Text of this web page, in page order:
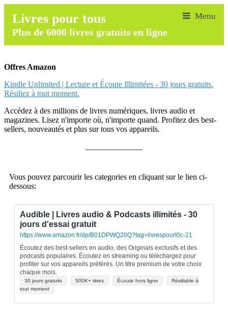
Livres pour tous
Plus de 6000 livres gratuits en ligne
Offres Amazon
Kindle Unlimited | Lecture et Écoute Illimitées - 30 jours gratuits.
Résiliez à tout moment.
Accédez à des millions de livres numériques, livres audio et
magazines. Lisez n'importe où, n'importe quand. Profitez des best-
sellers, nouveautés et plus sur tous vos appareils.
Vous pouvez parcourir les categories en cliquant sur le lien ci-
dessous:
Audible | Livres audio & Podcasts illimités - 30
jours d'essai gratuit
https://www.amazon.fr/dp/B01DPWQ20Q?tag=livrespourt0c-21
Écoutez des best-sellers en audio, des Originals exclusifs et des
podcasts populaires. Écoutez en streaming ou téléchargez pour
profiter sur vos appareils préférés. Un titre premium de votre choix
chaque mois.
30 jours gratuits 500K+ titres Écoute hors ligne
Résiliable à
tout moment